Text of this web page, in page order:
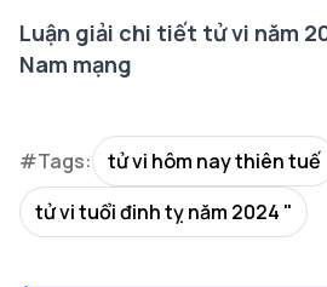
Luận giải chi tiết tử vi năm
Nam mạng
#Tags: tử vi hôm nay thiên tuế
tử vi tuổi đinh tỵ năm 2024 "